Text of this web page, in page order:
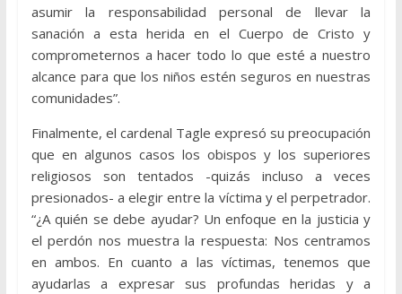
asumir la responsabilidad personal de llevar la
sanación a esta herida en el Cuerpo de Cristo y
comprometernos a hacer todo lo que esté a nuestro
alcance para que los niños estén seguros en nuestras
comunidades”.
Finalmente, el cardenal Tagle expresó su preocupación
que en algunos casos los obispos y los superiores
religiosos son tentados -quizás incluso a veces
presionados- a elegir entre la víctima y el perpetrador.
“¿A quién se debe ayudar? Un enfoque en la justicia y
el perdón nos muestra la respuesta: Nos centramos
en ambos. En cuanto a las víctimas, tenemos que
ayudarlas a expresar sus profundas heridas y a